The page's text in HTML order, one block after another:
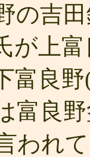
の吉
が上
富良
富良
われ